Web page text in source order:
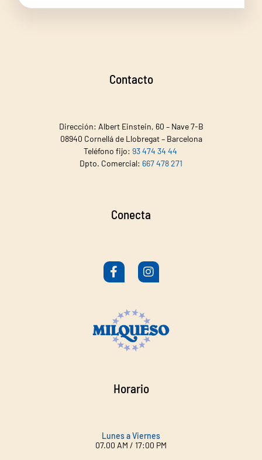
Contacto
Dirección: Albert Einstein, 60 – Nave 7-B
08940 Cornellá de Llobregat – Barcelona
Teléfono fijo: 93 474 34 44
Dpto. Comercial: 667 478 271
Conecta
Horario
Lunes a Viernes
07.00 AM / 17:00 PM